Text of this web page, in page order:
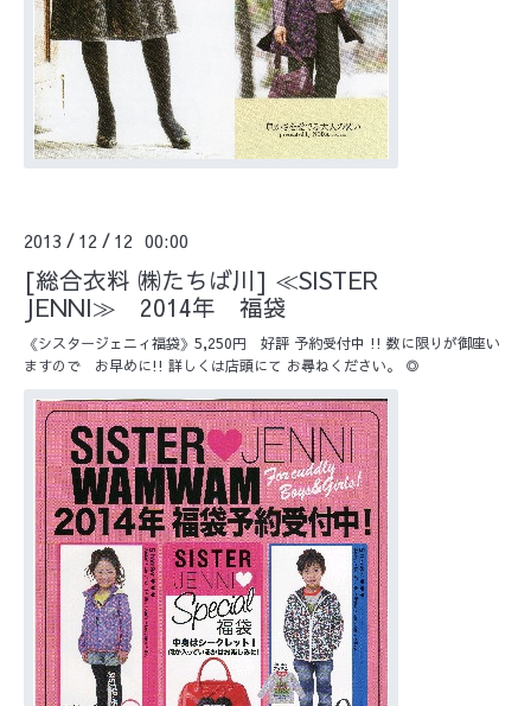
2013 / 12 / 12 00:00
[総合衣料 ㈱たちば川] ≪SISTER
JENNI≫ 2014年 福袋
《シスタージェニィ福袋》5,250円 好評 予約受付中 !! 数に限りが御座い
ますので お早めに!! 詳しくは店頭にて お尋ねください。 ◎